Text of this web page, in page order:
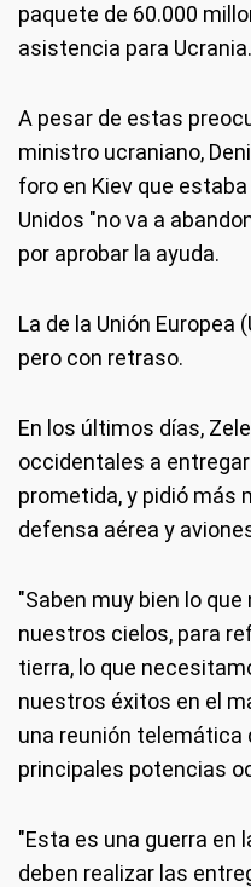
paquete de 60.000
asistencia para Ucrania.
A pesar de estas
ministro ucraniano,
foro en Kiev que
Unidos "no va a
por aprobar la ayuda.
La de la Unión Europea
pero con retraso.
En los últimos días,
occidentales a
prometida, y pidió más
defensa aérea y
"Saben muy bien lo
nuestros cielos, para
tierra, lo que
nuestros éxitos en el
una reunión telemática
principales potencias
"Esta es una guerra en
deben realizar las